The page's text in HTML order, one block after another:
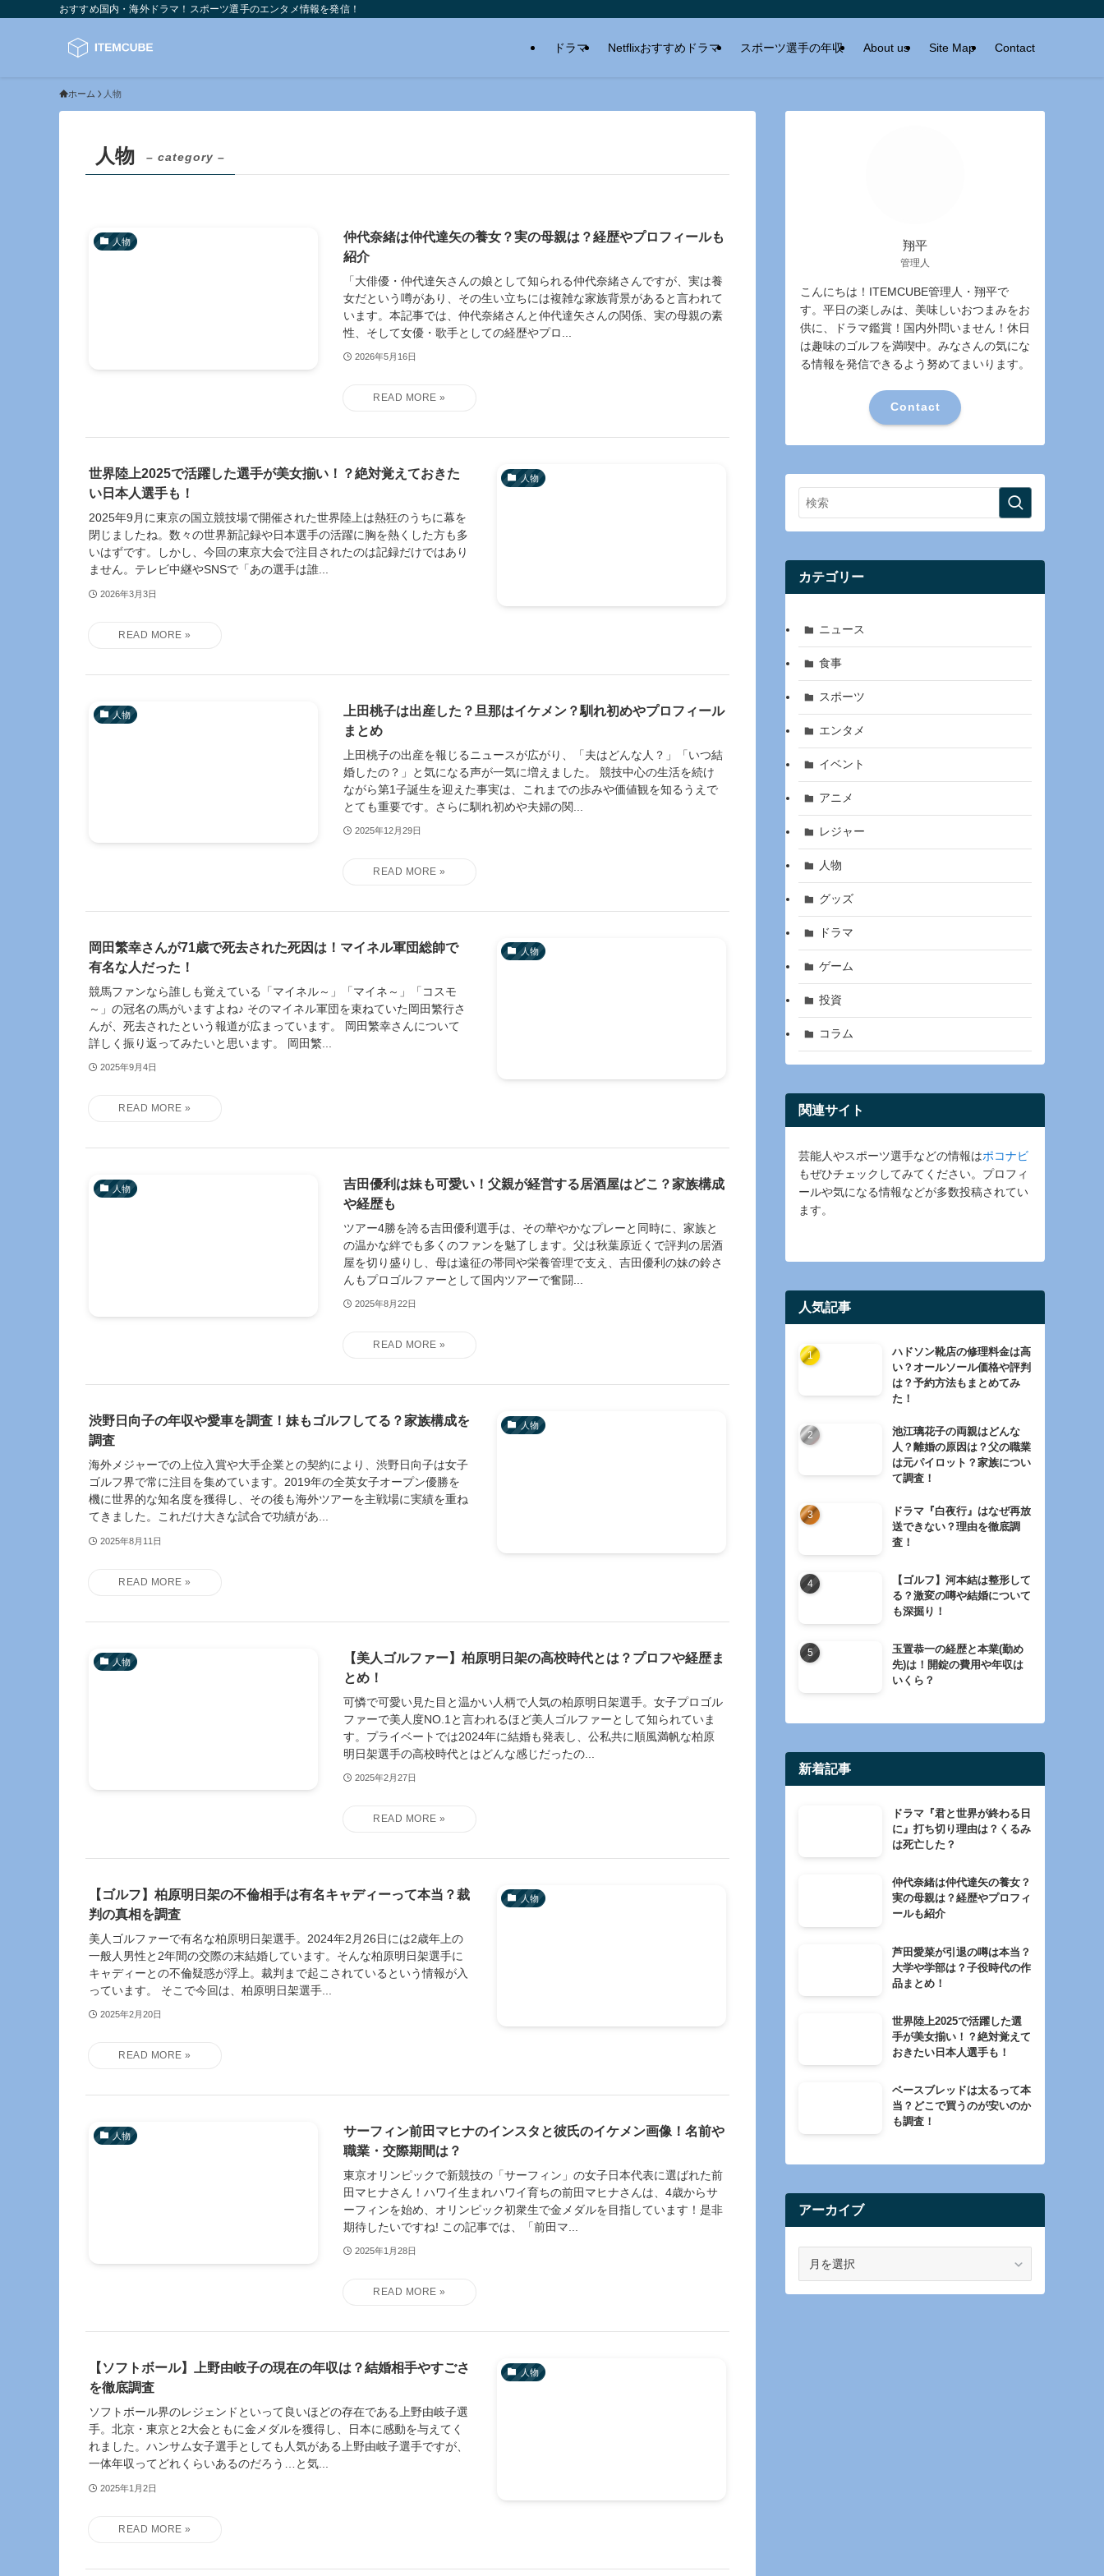
おすすめ国内・海外ドラマ！スポーツ選手のエンタメ情報を発信！
ドラマ Netflixおすすめドラマ スポーツ選手の年収 About us Site Map Contact
ホーム 人物
人物 – category –
人物
仲代奈緒は仲代達矢の養女？実の母親は？経歴やプロフィールも
紹介
「大俳優・仲代達矢さんの娘として知られる仲代奈緒さんですが、実は養
女だという噂があり、その生い立ちには複雑な家族背景があると言われて
います。本記事では、仲代奈緒さんと仲代達矢さんの関係、実の母親の素
性、そして女優・歌手としての経歴やプロ...
2026年5月16日
人物
世界陸上2025で活躍した選手が美女揃い！？絶対覚えておきた
い日本人選手も！
2025年9月に東京の国立競技場で開催された世界陸上は熱狂のうちに幕を
閉じましたね。数々の世界新記録や日本選手の活躍に胸を熱くした方も多
いはずです。しかし、今回の東京大会で注目されたのは記録だけではあり
ません。テレビ中継やSNSで「あの選手は誰...
2026年3月3日
人物
上田桃子は出産した？旦那はイケメン？馴れ初めやプロフィール
まとめ
上田桃子の出産を報じるニュースが広がり、「夫はどんな人？」「いつ結
婚したの？」と気になる声が一気に増えました。 競技中心の生活を続け
ながら第1子誕生を迎えた事実は、これまでの歩みや価値観を知るうえで
とても重要です。さらに馴れ初めや夫婦の関...
2025年12月29日
人物
岡田繁幸さんが71歳で死去された死因は！マイネル軍団総帥で
有名な人だった！
競馬ファンなら誰しも覚えている「マイネル～」「マイネ～」「コスモ
～」の冠名の馬がいますよね♪ そのマイネル軍団を束ねていた岡田繁行さ
んが、死去されたという報道が広まっています。 岡田繁幸さんについて
詳しく振り返ってみたいと思います。 岡田繁...
2025年9月4日
人物
吉田優利は妹も可愛い！父親が経営する居酒屋はどこ？家族構成
や経歴も
ツアー4勝を誇る吉田優利選手は、その華やかなプレーと同時に、家族と
の温かな絆でも多くのファンを魅了します。父は秋葉原近くで評判の居酒
屋を切り盛りし、母は遠征の帯同や栄養管理で支え、吉田優利の妹の鈴さ
んもプロゴルファーとして国内ツアーで奮闘...
2025年8月22日
人物
渋野日向子の年収や愛車を調査！妹もゴルフしてる？家族構成を
調査
海外メジャーでの上位入賞や大手企業との契約により、渋野日向子は女子
ゴルフ界で常に注目を集めています。2019年の全英女子オープン優勝を
機に世界的な知名度を獲得し、その後も海外ツアーを主戦場に実績を重ね
てきました。これだけ大きな試合で功績があ...
2025年8月11日
人物
【美人ゴルファー】柏原明日架の高校時代とは？プロフや経歴ま
とめ！
可憐で可愛い見た目と温かい人柄で人気の柏原明日架選手。女子プロゴル
ファーで美人度NO.1と言われるほど美人ゴルファーとして知られていま
す。プライベートでは2024年に結婚も発表し、公私共に順風満帆な柏原
明日架選手の高校時代とはどんな感じだったの...
2025年2月27日
人物
【ゴルフ】柏原明日架の不倫相手は有名キャディーって本当？裁
判の真相を調査
美人ゴルファーで有名な柏原明日架選手。2024年2月26日には2歳年上の
一般人男性と2年間の交際の末結婚しています。そんな柏原明日架選手に
キャディーとの不倫疑惑が浮上。裁判まで起こされているという情報が入
っています。 そこで今回は、柏原明日架選手...
2025年2月20日
人物
サーフィン前田マヒナのインスタと彼氏のイケメン画像！名前や
職業・交際期間は？
東京オリンピックで新競技の「サーフィン」の女子日本代表に選ばれた前
田マヒナさん！ハワイ生まれハワイ育ちの前田マヒナさんは、4歳からサ
ーフィンを始め、オリンピック初衆生で金メダルを目指しています！是非
期待したいですね! この記事では、「前田マ...
2025年1月28日
人物
【ソフトボール】上野由岐子の現在の年収は？結婚相手やすごさ
を徹底調査
ソフトボール界のレジェンドといって良いほどの存在である上野由岐子選
手。北京・東京と2大会ともに金メダルを獲得し、日本に感動を与えてく
れました。ハンサム女子選手としても人気がある上野由岐子選手ですが、
一体年収ってどれくらいあるのだろう…と気...
2025年1月2日
翔平
管理人
こんにちは！ITEMCUBE管理人・翔平で
す。平日の楽しみは、美味しいおつまみをお
供に、ドラマ鑑賞！国内外問いません！休日
は趣味のゴルフを満喫中。みなさんの気にな
る情報を発信できるよう努めてまいります。
Contact
カテゴリー
ニュース
食事
スポーツ
エンタメ
イベント
アニメ
レジャー
人物
グッズ
ドラマ
ゲーム
投資
コラム
関連サイト
芸能人やスポーツ選手などの情報はポコナビ
もぜひチェックしてみてください。プロフィ
ールや気になる情報などが多数投稿されてい
ます。
人気記事
ハドソン靴店の修理料金は高
い？オールソール価格や評判
は？予約方法もまとめてみ
た！
池江璃花子の両親はどんな
人？離婚の原因は？父の職業
は元パイロット？家族につい
て調査！
ドラマ『白夜行』はなぜ再放
送できない？理由を徹底調
査！
【ゴルフ】河本結は整形して
る？激変の噂や結婚について
も深掘り！
玉置恭一の経歴と本業(勤め
先)は！開錠の費用や年収は
いくら？
新着記事
ドラマ『君と世界が終わる日
に』打ち切り理由は？くるみ
は死亡した？
仲代奈緒は仲代達矢の養女？
実の母親は？経歴やプロフィ
ールも紹介
芦田愛菜が引退の噂は本当？
大学や学部は？子役時代の作
品まとめ！
世界陸上2025で活躍した選
手が美女揃い！？絶対覚えて
おきたい日本人選手も！
ベースブレッドは太るって本
当？どこで買うのが安いのか
も調査！
アーカイブ